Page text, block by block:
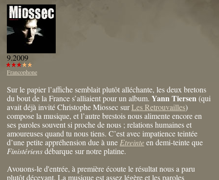
9.2009
Francophone
Sur le papier l’affiche semblait plutôt alléchante, les deux bretons
du bout de la France s’alliaient pour un album. Yann Tiersen (qui
avait déjà invité Christophe Miossec surLes Retrouvailles)
compose la musique, et l’autre brestois nous alimente encore en
ses paroles souvent si proche de nous ; relations humaines et
amoureuses quand tu nous tiens. C’est avec impatience teintée
d’une petite appréhension due à une Etreinteen demi-teinte que
Finistériensdébarque sur notre platine.
Avouons-le d'entrée, à première écoute le résultat nous a paru
plutôt décevant. La musique est assez légère et les paroles